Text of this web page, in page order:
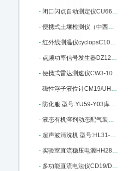
- 闭口闪点自动测定仪CU66-RJ261A ：M19838
- 便携式土壤检测仪（中西器材） 型号:M20207库号：M20207
- 红外线测温仪cyclopsC100L-LAND：M141922
- 点频功率信号发生器DZ12-ZN1180L M183917
- 便携式雷达测速仪CW3-101911库号：M296191
- 磁性浮子液位计CM19/UHZ68-CF04：M402690
- 防化服 型号:YU59-Y03库号：M404106
- 液态有机溶剂动态配气装置 MF-3D：M405664
- 超声波清洗机 型号:HL31-25T库号：M405665
- 实验室直流稳压电源HH28-HY3003D-3 M140915
- 多功能直流电法仪CD19/DZD-6A库号：M201850